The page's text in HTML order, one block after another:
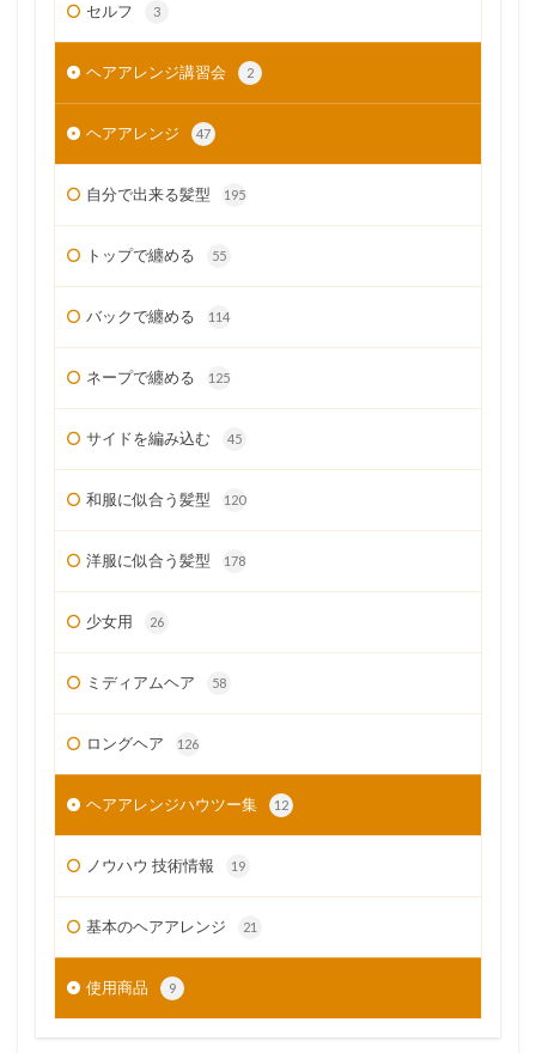
セルフ 3
ヘアアレンジ講習会 2
ヘアアレンジ 47
自分で出来る髪型 195
トップで纏める 55
バックで纏める 114
ネープで纏める 125
サイドを編み込む 45
和服に似合う髪型 120
洋服に似合う髪型 178
少女用 26
ミディアムヘア 58
ロングヘア 126
ヘアアレンジハウツー集 12
ノウハウ 技術情報 19
基本のヘアアレンジ 21
使用商品 9